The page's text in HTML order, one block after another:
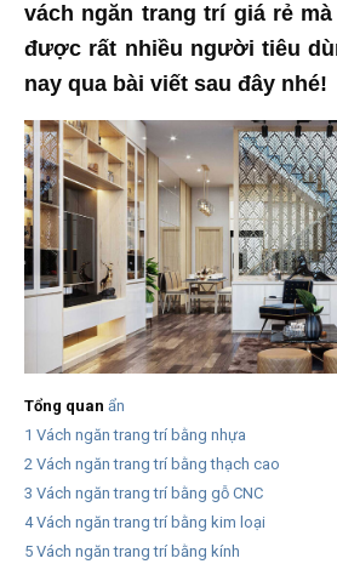
vách ngăn trang trí giá rẻ
được rất nhiều người tiêu
nay qua bài viết sau đây nhé!
Tổng quan ẩn
1 Vách ngăn trang trí bằng nhựa
2 Vách ngăn trang trí bằng thạch cao
3 Vách ngăn trang trí bằng gỗ CNC
4 Vách ngăn trang trí bằng kim loại
5 Vách ngăn trang trí bằng kính